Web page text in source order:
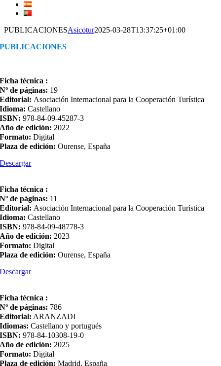
PUBLICACIONESAsicotur2025-03-28T13:37:25+01:00
PUBLICACIONES
Ficha técnica :
Nº de páginas: 19
Editorial: Asociación Internacional para la Cooperación Turística
Idioma: Castellano
ISBN: 978-84-09-45287-3
Año de edición: 2022
Formato: Digital
Plaza de edición: Ourense, España
Descargar
Ficha técnica :
Nº de páginas: 11
Editorial: Asociación Internacional para la Cooperación Turística
Idioma: Castellano
ISBN:978-84-09-48778-3
Año de edición: 2023
Formato: Digital
Plaza de edición: Ourense, España
Descargar
Ficha técnica :
Nº de páginas: 786
Editorial: ARANZADI
Idiomas: Castellano y portugués
ISBN:978-84-10308-19-0
Año de edición: 2025
Formato: Digital
Plaza de edición: Madrid, España